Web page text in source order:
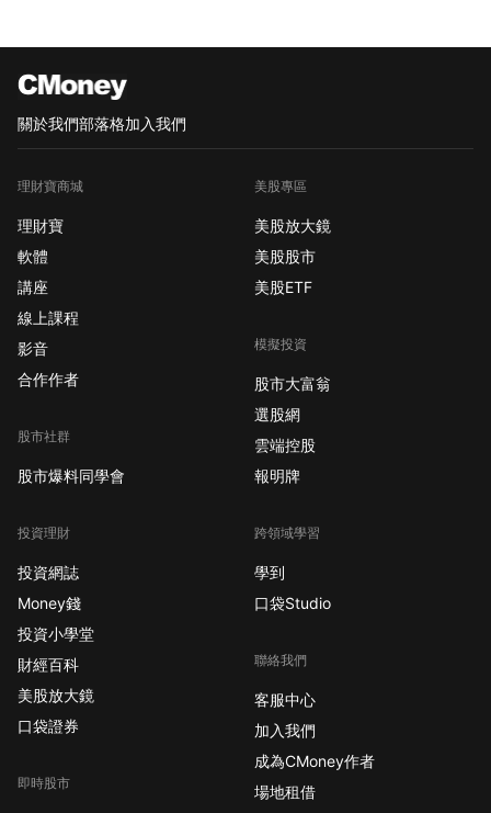
關於我們部落格加入我們
理財寶商城
理財寶
軟體
講座
線上課程
影音
合作作者
股市社群
股市爆料同學會
投資理財
投資網誌
Money錢
投資小學堂
財經百科
美股放大鏡
口袋證券
即時股市
美股專區
美股放大鏡
美股股市
美股ETF
模擬投資
股市大富翁
選股網
雲端控股
報明牌
跨領域學習
學到
口袋Studio
聯絡我們
客服中心
加入我們
成為CMoney作者
場地租借